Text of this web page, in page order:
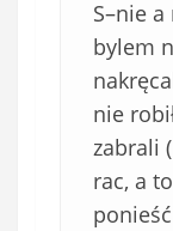
S–nie
bylem
nie
zabrali
rac, a